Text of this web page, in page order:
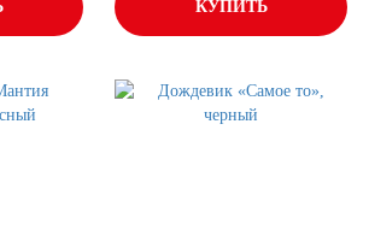
КУПИТЬ